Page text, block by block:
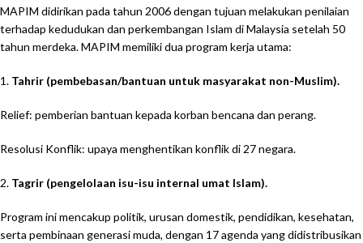
MAPIM didirikan pada tahun 2006 dengan tujuan melakukan penilaian
terhadap kedudukan dan perkembangan Islam di Malaysia setelah 50
tahun merdeka. MAPIM memiliki dua program kerja utama:
1. Tahrir (pembebasan/bantuan untuk masyarakat non-Muslim).
Relief: pemberian bantuan kepada korban bencana dan perang.
Resolusi Konflik: upaya menghentikan konflik di 27 negara.
2. Tagrir (pengelolaan isu-isu internal umat Islam).
Program ini mencakup politik, urusan domestik, pendidikan, kesehatan,
serta pembinaan generasi muda, dengan 17 agenda yang didistribusikan